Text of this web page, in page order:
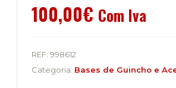
100,00€ Com Iva
REF: 998612
Categoria: Bases de Guincho e